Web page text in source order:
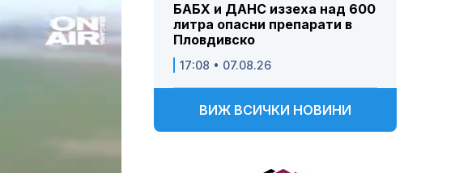
БАБХ и ДАНС иззеха над 600
литра опасни препарати в
Пловдивско
17:08 • 07.08.26
ВИЖ ВСИЧКИ НОВИНИ